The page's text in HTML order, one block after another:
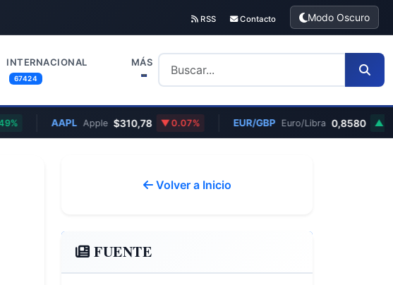
RSS Contacto Modo Oscuro
INTERNACIONAL
67424
MÁS
AAPL Apple $310,78 0.07% EUR/GBP Euro/Libra 0,8580 0.12%
Volver a Inicio
FUENTE